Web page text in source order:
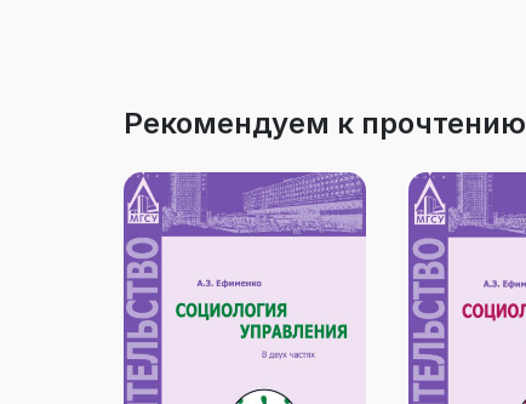
Рекомендуем к прочтению